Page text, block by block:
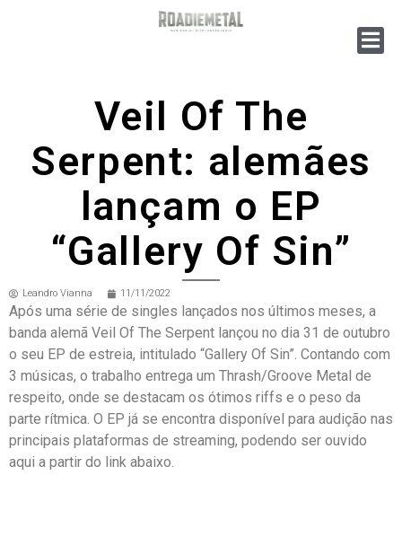
Veil Of The
Serpent: alemães
lançam o EP
“Gallery Of Sin”
Leandro Vianna 11/11/2022
Após uma série de singles lançados nos últimos meses, a
banda alemã Veil Of The Serpent lançou no dia 31 de outubro
o seu EP de estreia, intitulado “Gallery Of Sin”. Contando com
3 músicas, o trabalho entrega um Thrash/Groove Metal de
respeito, onde se destacam os ótimos riffs e o peso da
parte rítmica. O EP já se encontra disponível para audição nas
principais plataformas de streaming, podendo ser ouvido
aqui a partir do link abaixo.